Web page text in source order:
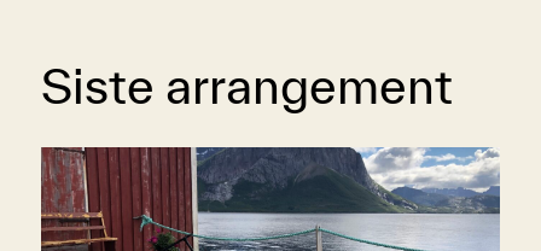
Siste arrangement